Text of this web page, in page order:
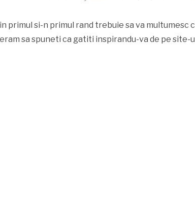
primul si-n primul rand trebuie sa va multumesc
sa spuneti ca gatiti inspirandu-va de pe site-